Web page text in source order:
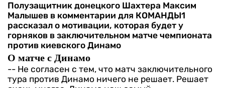
Полузащитник донецкого Шахтера Максим
Малышев в комментарии для КОМАНДЫ1
рассказал о мотивации, которая будет у
горняков в заключительном матче чемпионата
против киевского Динамо
О матче с Динамо
-- Не согласен с тем, что матч заключительного
тура против Динамо ничего не решает. Решает